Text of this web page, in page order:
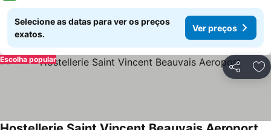
Selecione as datas para ver os preços
exatos.
Ver preços
Partilhar
Escolha popular